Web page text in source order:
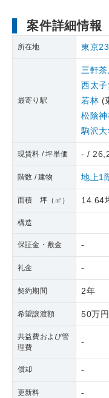
案件詳細情報
所在地 東京
最寄り駅
三軒茶
西太
若林 (
松陰
駒沢
現賃料 / 坪単価 - /
階数 / 建物 地上1
面積 坪（㎡） 14.64
構造
保証金・敷金 -
礼金 -
契約期間 2年
希望譲渡額 50万円
共益費および管
理費
-
償却 -
更新料 -